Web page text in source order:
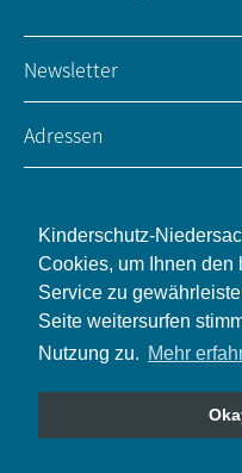
Kinderschutz-
Cookies, um Ihnen den
Service zu
Seite weitersurfen
Nutzung zu. Mehr
Newsletter
Adressen
Datenschutz
Barrierefreiheit
Sitemap